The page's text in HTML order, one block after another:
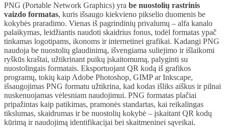
PNG (Portable Network Graphics) yra be nuostolių rastrinis
vaizdo formatas, kuris išsaugo kiekvieno pikselio duomenis be
kokybės praradimo. Vienas iš pagrindinių privalumų – alfa kanalo
palaikymas, leidžiantis naudoti skaidrius fonus, todėl formatas ypač
tinkamas logotipams, ikonoms ir internetinei grafikai. Kadangi PNG
naudoja be nuostolių glaudinimą, išvengiama suliejimo ir išlaikomi
ryškūs kraštai, užtikrinant puikų įskaitomumą, palyginti su
nuostolingais formatais. Eksportuojant QR kodą iš grafikos
programų, tokių kaip Adobe Photoshop, GIMP ar Inkscape,
išsaugojimas PNG formatu užtikrina, kad kodas išliks aiškus ir pilnai
nuskenuojamas vėlesniam naudojimui. PNG formatas plačiai
pripažintas kaip patikimas, pramonės standartas, kai reikalingas
tikslumas, skaidrumas ir be nuostolių kokybė – įskaitant QR kodų
kūrimą ir naudojimą identifikacijai bei skaitmeninei sąveikai.